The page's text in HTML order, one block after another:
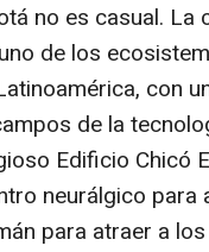
no es casual. La
de los
con
de la
Edificio Chicó
neurálgico
para atraer a